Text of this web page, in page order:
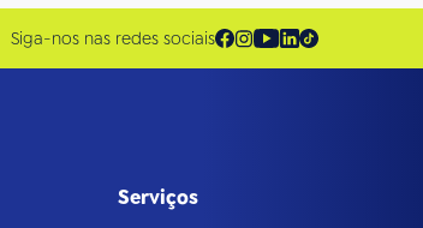
Siga-nos nas redes sociais
Serviços